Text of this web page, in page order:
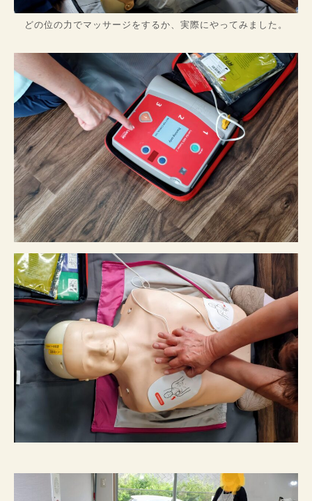
どの位の力でマッサージをするか、実際にやってみました。